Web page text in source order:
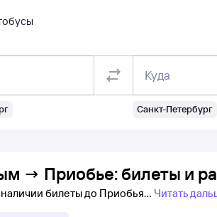
Куда
Санкт-Петербург
→ Приобье: билеты и
наличии билеты до Приобья Читать